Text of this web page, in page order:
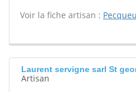
Voir la fiche artisan :
Laurent servigne sarl St
Artisan